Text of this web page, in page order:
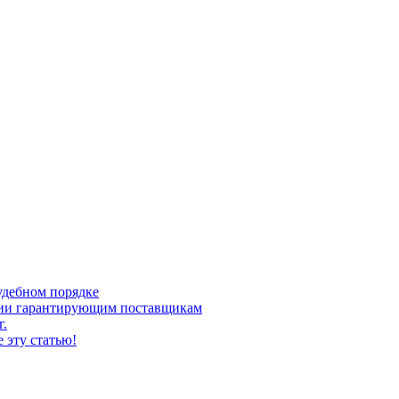
порядке
гарантирующим поставщикам
эту статью!